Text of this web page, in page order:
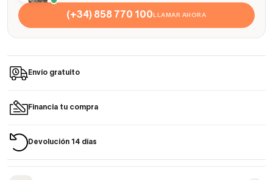
(+34) 858 770 100LLAMAR AHORA
Envío gratuito
Financia tu compra
Devolución 14 días